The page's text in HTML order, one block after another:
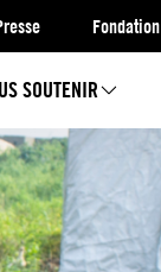
Fondation
SOUTENIR